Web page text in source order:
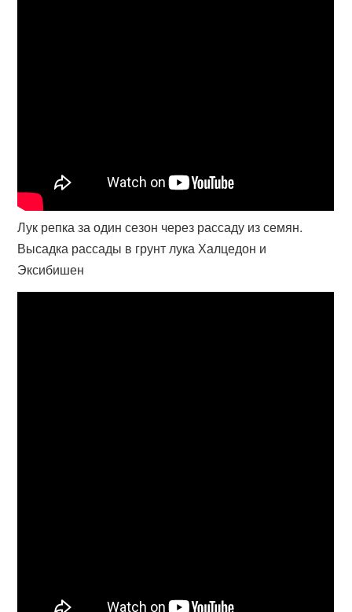
Лук репка за один сезон через рассаду из семян.
Высадка рассады в грунт лука Халцедон и
Эксибишен